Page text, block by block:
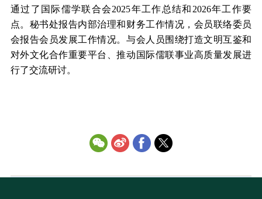
通过了国际儒学联合会2025年工作总结和2026年工作要
点。秘书处报告内部治理和财务工作情况，会员联络委员
会报告会员发展工作情况。与会人员围绕打造文明互鉴和
对外文化合作重要平台、推动国际儒联事业高质量发展进
行了交流研讨。